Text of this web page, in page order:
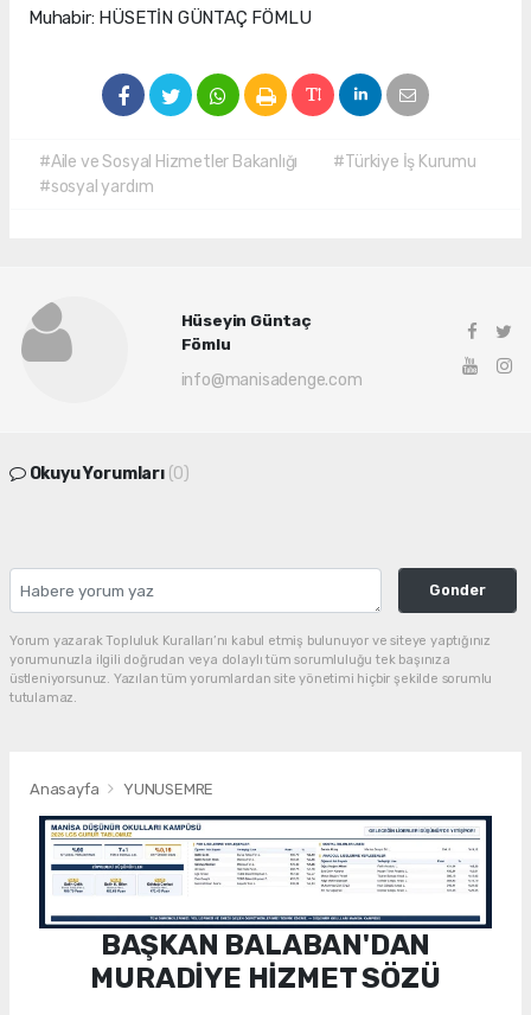
Muhabir: HÜSETİN GÜNTAÇ FÖMLU
#Aile ve Sosyal Hizmetler Bakanlığı
#Türkiye İş Kurumu
#sosyal yardım
Hüseyin Güntaç
Fömlu
info@manisadenge.com
Okuyu Yorumları (0)
Gonder
Yorum yazarak Topluluk Kuralları’nı kabul etmiş bulunuyor ve siteye yaptığınız
yorumunuzla ilgili doğrudan veya dolaylı tüm sorumluluğu tek başınıza
üstleniyorsunuz. Yazılan tüm yorumlardan site yönetimi hiçbir şekilde sorumlu
tutulamaz.
Anasayfa YUNUSEMRE
BAŞKAN BALABAN'DAN
MURADİYE HİZMET SÖZÜ